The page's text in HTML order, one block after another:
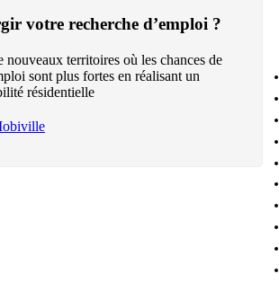
votre recherche d’emploi ?
nouveaux territoires où les chances de
sont plus fortes en réalisant un
résidentielle